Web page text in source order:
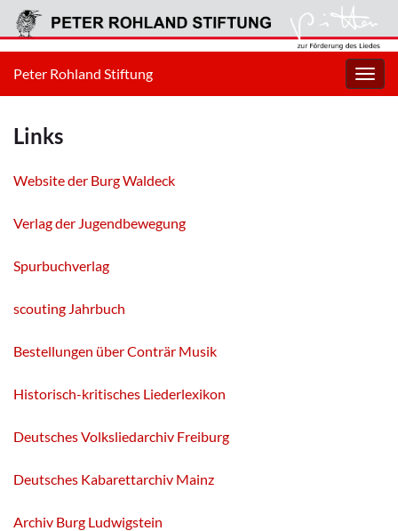
Peter Rohland Stiftung
Links
Website der Burg Waldeck
Verlag der Jugendbewegung
Spurbuchverlag
scouting Jahrbuch
Bestellungen über Conträr Musik
Historisch-kritisches Liederlexikon
Deutsches Volksliedarchiv Freiburg
Deutsches Kabarettarchiv Mainz
Archiv Burg Ludwigstein